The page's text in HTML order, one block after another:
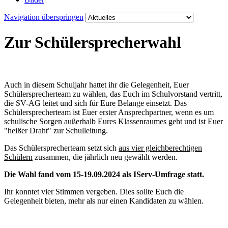
Navigation überspringen
Zur Schülersprecherwahl
Auch in diesem Schuljahr hattet ihr die Gelegenheit, Euer
Schülersprecherteam zu wählen, das Euch im Schulvorstand vertritt,
die SV-AG leitet und sich für Eure Belange einsetzt. Das
Schülersprecherteam ist Euer erster Ansprechpartner, wenn es um
schulische Sorgen außerhalb Eures Klassenraumes geht und ist Euer
"heißer Draht" zur Schulleitung.
Das Schülersprecherteam setzt sich aus vier gleichberechtigen
Schülern zusammen, die jährlich neu gewählt werden.
Die Wahl fand vom 15-19.09.2024 als IServ-Umfrage statt.
Ihr konntet vier Stimmen vergeben. Dies sollte Euch die
Gelegenheit bieten, mehr als nur einen Kandidaten zu wählen.